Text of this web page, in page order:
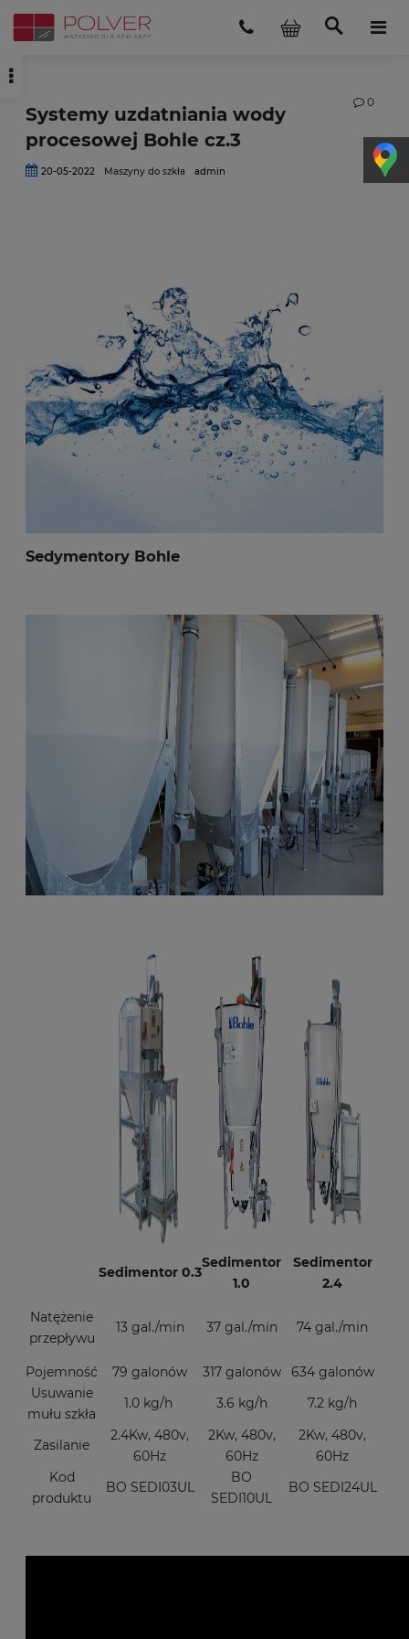
Systemy uzdatniania wody
procesowej Bohle cz.3
0
20-05-2022 Maszyny do szkła admin
Sedymentory Bohle
Sedimentor 0.3
Sedimentor
1.0
Sedimentor
2.4
Natężenie
przepływu
13 gal./min 37 gal./min 74 gal./min
Pojemność 79 galonów 317 galonów
634 galonów
Usuwanie
mułu szkła
1.0 kg/h 3.6 kg/h 7.2 kg/h
Zasilanie
2.4Kw, 480v,
60Hz
2Kw, 480v,
60Hz
2Kw, 480v,
60Hz
Kod
produktu
BO SEDI03UL
BO
SEDI10UL
BO SEDI24UL